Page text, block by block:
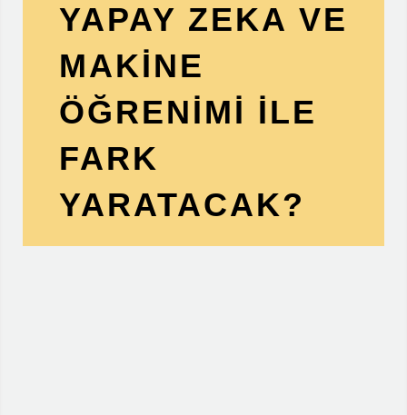
YAPAY ZEKA VE
MAKINE
ÖĞRENIMI ILE
FARK
YARATACAK?